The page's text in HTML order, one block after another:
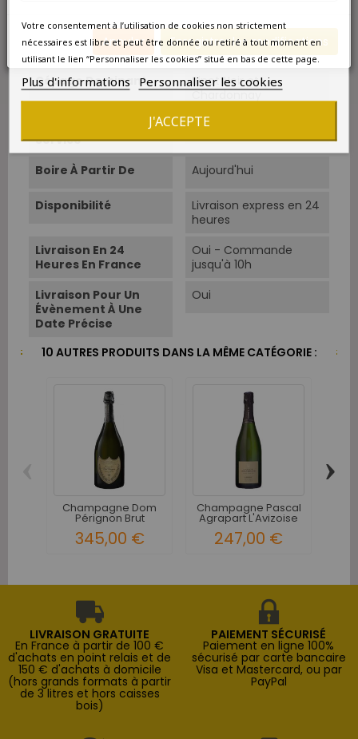
Annuler Enregistrer les modifications
Classement Vin d'exception
Cépage Dominant
Pinot Noir et
Chardonnay
Service
10°C-12°C.
Boire À Partir De Aujourd'hui
Disponibilité
Livraison express en 24
heures
Livraison En 24
Heures En France
Oui - Commande
jusqu'à 10h
Livraison Pour Un
Évènement À Une
Date Précise
Oui
10 AUTRES PRODUITS DANS LA MÊME CATÉGORIE :
Champagne Dom
Pérignon Brut
Vintage 2013
345,00 €
Champagne Pascal
Agrapart L'Avizoise
Blanc...
247,00 €
›
LIVRAISON GRATUITE
En France à partir de 100 €
d'achats en point relais et de
150 € d'achats à domicile
(hors grands formats à partir
de 3 litres et hors caisses
bois)
PAIEMENT SÉCURISÉ
Paiement en ligne 100%
sécurisé par carte bancaire
Visa et Mastercard, ou par
PayPal
Votre consentement à l’utilisation de cookies non strictement
nécessaires est libre et peut être donnée ou retiré à tout moment en
utilisant le lien “Personnaliser les cookies” situé en bas de cette page.
Plus d'informations Personnaliser les cookies
J'ACCEPTE